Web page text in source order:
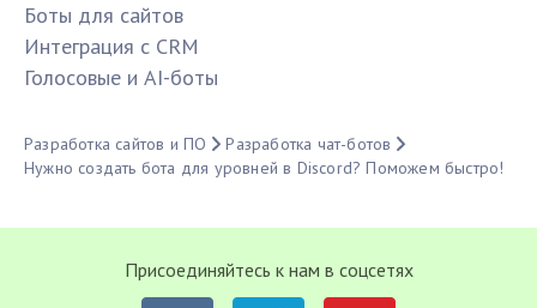
Боты для сайтов
Интеграция с CRM
Голосовые и AI-боты
Разработка сайтов и ПО
Разработка чат-ботов
Нужно создать бота для уровней в Discord? Поможем быстро!
Присоединяйтесь к нам в соцсетях